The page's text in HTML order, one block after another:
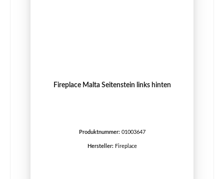
Fireplace Malta Seitenstein links hinten
Produktnummer: 01003647
Hersteller: Fireplace